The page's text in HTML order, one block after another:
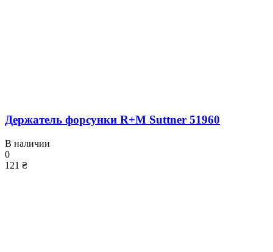
Держатель форсунки R+M Suttner 51960
В наличии
0
121 ₴